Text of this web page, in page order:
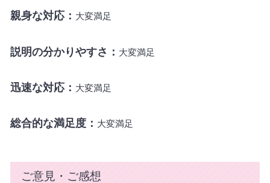
親身な対応： 大変満足
説明の分かりやすさ： 大変満足
迅速な対応： 大変満足
総合的な満足度： 大変満足
ご意見・ご感想